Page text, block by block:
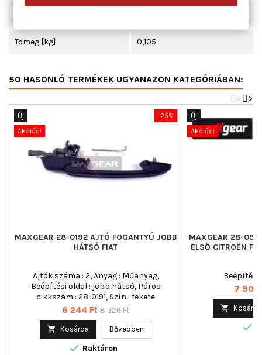
Tömeg [kg] 0,105
50 HASONLÓ TERMÉKEK UGYANAZON KATEGÓRIÁBAN:
>
<
-25%
Új
Akciós!
MAXGEAR 28-0192 AJTÓ FOGANTYÚ JOBB
HÁTSÓ FIAT
Ajtók száma : 2, Anyag : Műanyag,
Beépítési oldal : jobb hátsó, Páros
cikkszám : 28-0191, Szín : fekete
Ár
6 244 Ft Normál
8 326 Ft
 Kosárba Bővebben
 Raktáron
Új
Akciós!
MAXGEAR 28-
ELSŐ CITROËN
Beépítési
Ár
7 900
 Kosárba
